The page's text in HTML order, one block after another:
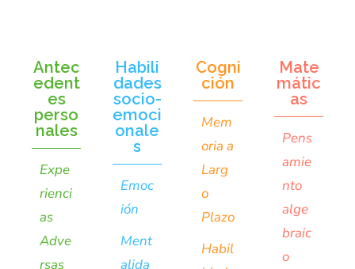
Antec
edent
es
perso
nales
Expe
rienci
as
Adve
rsas
Habili
dades
socio-
emoci
onale
s
Emoc
ión
Ment
alida
Cogni
ción
Mem
oria a
Larg
o
Plazo
Habil
Mate
mátic
as
Pens
amie
nto
alge
braic
o